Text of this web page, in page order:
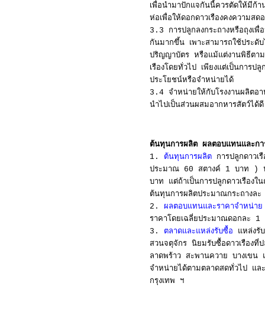
เพื่อนำมาปักแจกันนี้ควรตัดให้มีก้
ห่อเพื่อให้ดอกดาวเรืองคงความส
3.3 การปลูกลงกระถางหรือถุงเพื่
กันมากขึ้น เพาะสามารถใช้ประดั
ปริญญาบัตร หรือแม้แต่งานพิธีตาม
เรืองโดยทั่วไป เพียงแต่เป็นการป
ประโยชน์หรือจำหน่ายได้
3.4 จำหน่ายให้กับโรงงานผลิตอ
นำไปเป็นส่วนผสมอากหารสัตว์ได้
ต้นทุนการผลิต ผลตอบแทนและกา
1. ต้นทุนการผลิต การปลูกดาวเ
ประมาณ 60 สตางค์ 1 บาท ) ปุ๋ย
บาท แต่ถ้าเป็นการปลูกดาวเรือง
ต้นทุนการผลิตประมาณกระถางล
2. ผลตอบแทนและราคาจำหน่าย
ราคาโดยเฉลี่ยประมาณดอกละ
3. ตลาดและแหล่งรับซื้อ แหล่งรั
สวนจตุจักร นิยมรับซื้อดาวเรืองที่
ลาดพร้าว สะพานควาย บางเขน
จำหน่ายได้ตามตลาดสดทั่วไป แล
กรุงเทพ ฯ